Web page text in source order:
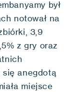
był
notował na
3,9
z gry oraz
się anegdotą
miejsce